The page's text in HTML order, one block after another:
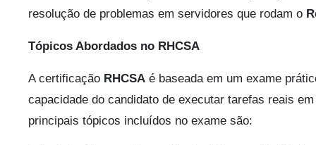
resolução de problemas em servidores que rodam o
Tópicos Abordados no RHCSA
A certificação RHCSA é baseada em um exame
capacidade do candidato de executar tarefas reais
principais tópicos incluídos no exame são: